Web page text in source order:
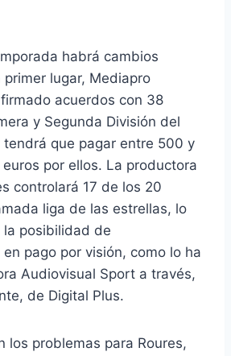
habrá cambios
primer lugar, Mediapro
acuerdos con 38
y Segunda División del
que pagar entre 500 y
por ellos. La productora
controlará 17 de los 20
liga de las estrellas, lo
la posibilidad de
pago por visión, como lo ha
Audiovisual Sport a través,
de Digital Plus.
los problemas para Roures,